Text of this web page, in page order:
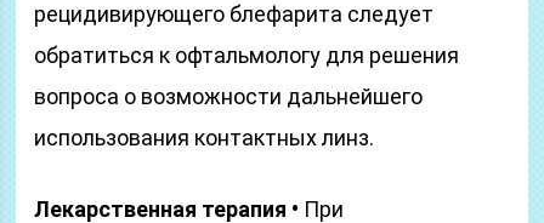
рецидивирующего блефарита следует
обратиться к офтальмологу для решения
вопроса о возможности дальнейшего
использования контактных линз.
Лекарственная терапия • При